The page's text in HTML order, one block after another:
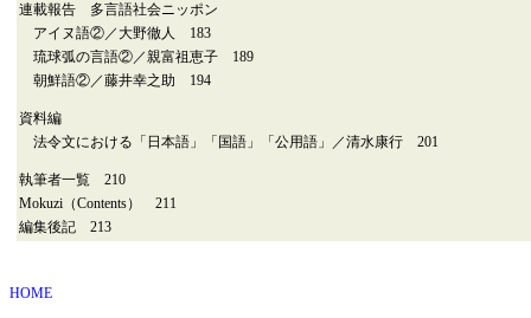
連載報告 多言語社会ニッポン
アイヌ語②／大野徹人 183
琉球弧の言語②／親富祖恵子 189
朝鮮語②／藤井幸之助 194
資料編
法令文における「日本語」「国語」「公用語」／清水康行 201
執筆者一覧 210
Mokuzi（Contents） 211
編集後記 213
HOME